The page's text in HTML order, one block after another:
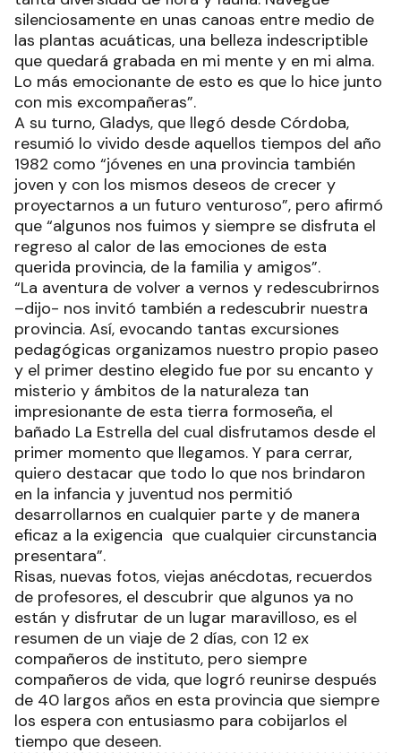
silenciosamente en unas canoas entre medio de
las plantas acuáticas, una belleza indescriptible
que quedará grabada en mi mente y en mi alma.
Lo más emocionante de esto es que lo hice junto
con mis excompañeras”.
A su turno, Gladys, que llegó desde Córdoba,
resumió lo vivido desde aquellos tiempos del año
1982 como “jóvenes en una provincia también
joven y con los mismos deseos de crecer y
proyectarnos a un futuro venturoso”, pero afirmó
que “algunos nos fuimos y siempre se disfruta el
regreso al calor de las emociones de esta
querida provincia, de la familia y amigos”.
“La aventura de volver a vernos y redescubrirnos
–dijo- nos invitó también a redescubrir nuestra
provincia. Así, evocando tantas excursiones
pedagógicas organizamos nuestro propio paseo
y el primer destino elegido fue por su encanto y
misterio y ámbitos de la naturaleza tan
impresionante de esta tierra formoseña, el
bañado La Estrella del cual disfrutamos desde el
primer momento que llegamos. Y para cerrar,
quiero destacar que todo lo que nos brindaron
en la infancia y juventud nos permitió
desarrollarnos en cualquier parte y de manera
eficaz a la exigencia que cualquier circunstancia
presentara”.
Risas, nuevas fotos, viejas anécdotas, recuerdos
de profesores, el descubrir que algunos ya no
están y disfrutar de un lugar maravilloso, es el
resumen de un viaje de 2 días, con 12 ex
compañeros de instituto, pero siempre
compañeros de vida, que logró reunirse después
de 40 largos años en esta provincia que siempre
los espera con entusiasmo para cobijarlos el
tiempo que deseen.